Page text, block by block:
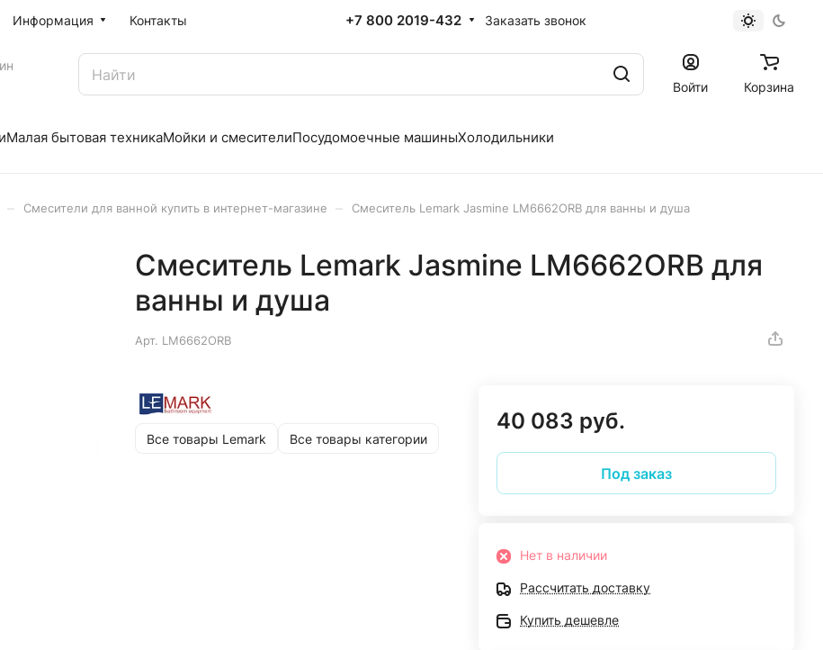
Информация Контакты +7 800 2019-432 Заказать звонок
Войти Корзина
Малая бытовая техникаМойки и смесителиПосудомоечные машиныХолодильники
Смесители для ванной купить в интернет-магазине Смеситель Lemark Jasmine LM6662ORB для ванны и душа
Смеситель Lemark Jasmine LM6662ORB для
ванны и душа
Арт. LM6662ORB
Все товары Lemark Все товары категории
40 083 руб.
Под заказ
Нет в наличии
Рассчитать доставку
Купить дешевле